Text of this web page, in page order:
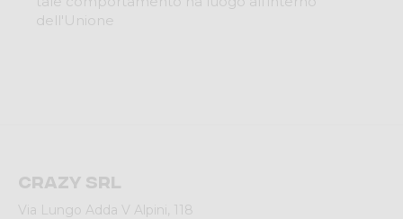
dell'Unione
Crazy srl
Via Lungo Adda V Alpini, 118